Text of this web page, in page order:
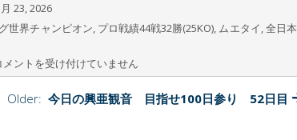
23, 2026
世界チャンピオン, プロ戦績44戦32勝(25KO), ムエタイ,全日本
ら
メントを受け付けていません
Older: 今日の興亜観音 目指せ100日参り 52日目